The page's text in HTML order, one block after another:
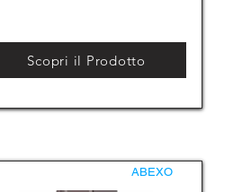
Scopri il Prodotto
ABEXO